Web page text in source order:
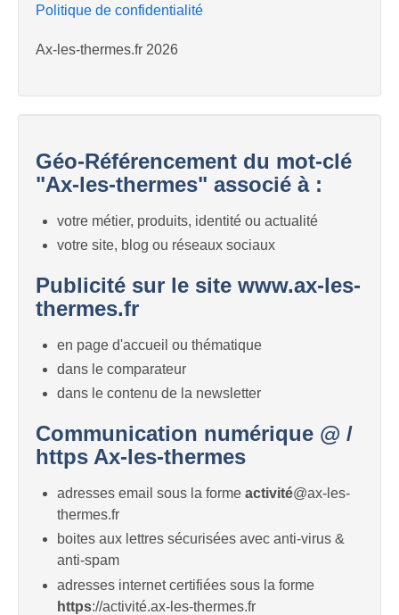
Politique de confidentialité
Ax-les-thermes.fr 2026
Géo-Référencement du mot-clé
"Ax-les-thermes" associé à :
votre métier, produits, identité ou actualité
votre site, blog ou réseaux sociaux
Publicité sur le site www.ax-les-
thermes.fr
en page d'accueil ou thématique
dans le comparateur
dans le contenu de la newsletter
Communication numérique @ /
https Ax-les-thermes
adresses email sous la forme activité@ax-les-
thermes.fr
boites aux lettres sécurisées avec anti-virus &
anti-spam
adresses internet certifiées sous la forme
https://activité.ax-les-thermes.fr